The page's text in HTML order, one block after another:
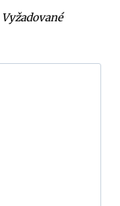
Vyžadované